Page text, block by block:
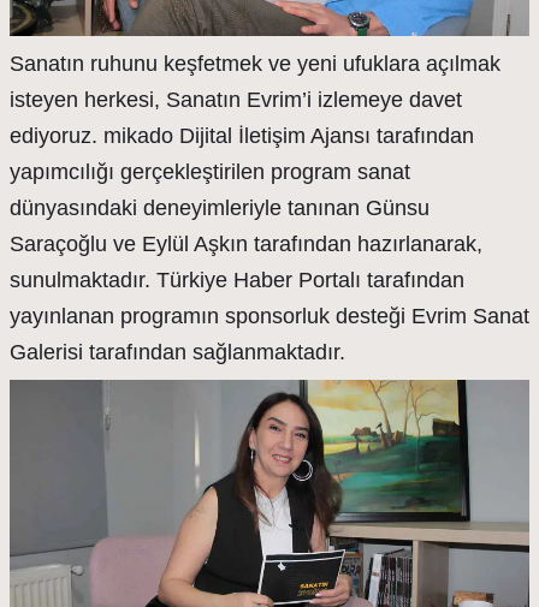
Sanatın ruhunu keşfetmek ve yeni ufuklara açılmak
isteyen herkesi, Sanatın Evrim’i izlemeye davet
ediyoruz. mikado Dijital İletişim Ajansı tarafından
yapımcılığı gerçekleştirilen program sanat
dünyasındaki deneyimleriyle tanınan Günsu
Saraçoğlu ve Eylül Aşkın tarafından hazırlanarak,
sunulmaktadır. Türkiye Haber Portalı tarafından
yayınlanan programın sponsorluk desteği Evrim Sanat
Galerisi tarafından sağlanmaktadır.